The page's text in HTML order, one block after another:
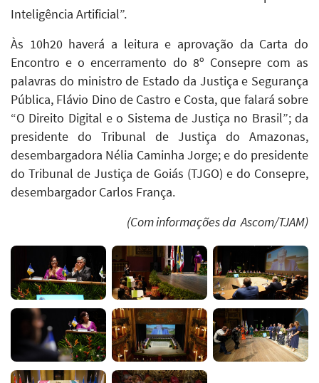
Inteligência Artificial”.
Às 10h20 haverá a leitura e aprovação da Carta do
Encontro e o encerramento do 8º Consepre com as
palavras do ministro de Estado da Justiça e Segurança
Pública, Flávio Dino de Castro e Costa, que falará sobre
“O Direito Digital e o Sistema de Justiça no Brasil”; da
presidente do Tribunal de Justiça do Amazonas,
desembargadora Nélia Caminha Jorge; e do presidente
do Tribunal de Justiça de Goiás (TJGO) e do Consepre,
desembargador Carlos França.
(Com informações da Ascom/TJAM)